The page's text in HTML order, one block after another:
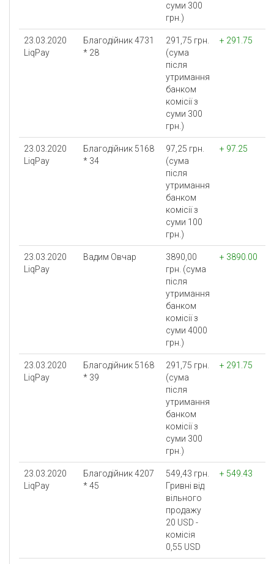
суми 300
грн.)
23.03.2020
LiqPay
Благодійник 4731
* 28
291,75 грн.
(сума
після
утримання
банком
комісії з
суми 300
грн.)
+ 291.75
23.03.2020
LiqPay
Благодійник 5168
* 34
97,25 грн.
(сума
після
утримання
банком
комісії з
суми 100
грн.)
+ 97.25
23.03.2020
LiqPay
Вадим Овчар
3890,00
грн. (сума
після
утримання
банком
комісії з
суми 4000
грн.)
+ 3890.00
23.03.2020
LiqPay
Благодійник 5168
* 39
291,75 грн.
(сума
після
утримання
банком
комісії з
суми 300
грн.)
+ 291.75
23.03.2020
LiqPay
Благодійник 4207
* 45
549,43 грн.
Гривнi вiд
вiльного
продажу
20 USD -
комісія
0,55 USD
+ 549.43